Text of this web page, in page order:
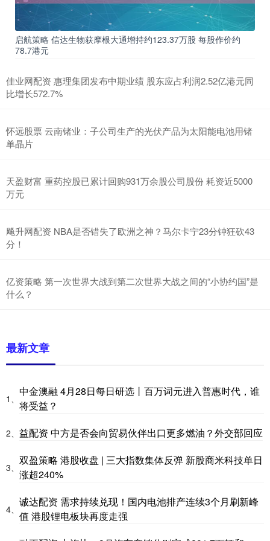
启航策略 信达生物获摩根大通增持约123.37万股 每股作价约
78.7港元
佳业网配资 惠理集团发布中期业绩 股东应占利润2.52亿港元同
比增长572.7%
怀远股票 云南锗业：子公司生产的光伏产品为太阳能电池用锗
单晶片
天盈财富 重药控股已累计回购931万余股公司股份 耗资近5000
万元
飚升网配资 NBA是否错失了欧洲之神？马尔卡宁23分钟狂砍43
分！
亿资策略 第一次世界大战到第二次世界大战之间的“小协约国”是
什么？
最新文章
1、
中金澳融 4月28日每日研选丨百万词元进入普惠时代，谁
将受益？
2、 益配资 中方是否会向贸易伙伴出口更多燃油？外交部回应
3、
双盈策略 港股收盘 | 三大指数集体反弹 新股商米科技单日
涨超240%
4、
诚达配资 需求持续兑现！国内电池排产连续3个月刷新峰
值 港股锂电板块再度走强